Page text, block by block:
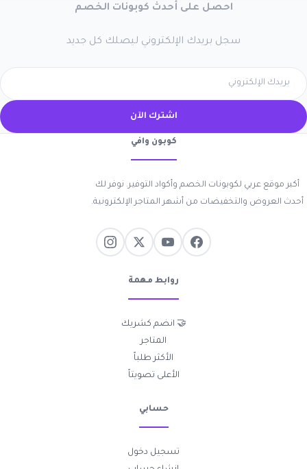
احصل على أحدث كوبونات الخصم
سجل بريدك الإلكتروني ليصلك كل جديد
اشترك الآن
كوبون وافي
أكبر موقع عربي لكوبونات الخصم وأكواد التوفير. نوفر لك
أحدث العروض والتخفيضات من أشهر المتاجر الإلكترونية.
روابط مهمة
🤝 انضم كشريك
المتاجر
الأكثر طلباً
الأعلى تصويتاً
حسابي
تسجيل دخول